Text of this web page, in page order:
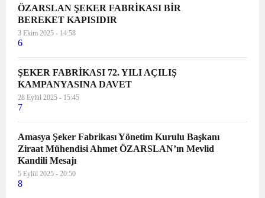
ÖZARSLAN ŞEKER FABRİKASI BİR
BEREKET KAPISIDIR
3 Ekim 2025 - 14:58
6
ŞEKER FABRİKASI 72. YILI AÇILIŞ
KAMPANYASINA DAVET
28 Eylül 2025 - 15:45
7
Amasya Şeker Fabrikası Yönetim Kurulu Başkanı
Ziraat Mühendisi Ahmet ÖZARSLAN’ın Mevlid
Kandili Mesajı
5 Eylül 2025 - 20:50
8